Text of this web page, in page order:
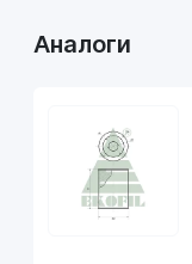
Аналоги